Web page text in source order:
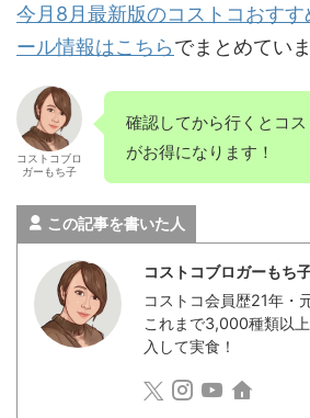
今月8月最新版のコストコおす
ール情報はこちらでまとめていま
コストコブロ
ガーもち子
確認してから行くとコ
がお得になります！
この記事を書いた人
コストコブロガーもち
コストコ会員歴21年・
これまで3,000種類以
入して実食！